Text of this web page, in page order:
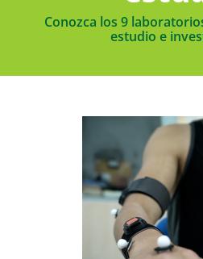
Conozca los 9
estudio e